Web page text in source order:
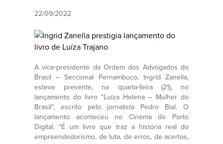
22/09/2022
A vice-presidente da Ordem dos Advogados do
Brasil – Seccional Pernambuco, Ingrid Zanella,
esteve presente, na quarta-feira (21), no
lançamento do livro "Luiza Helena – Mulher do
Brasil", escrito pelo jornalista Pedro Bial. O
lançamento aconteceu no Cinema do Porto
Digital. “É um livro que traz a história real do
empreendedorismo, de luta, de erros, de acertos,